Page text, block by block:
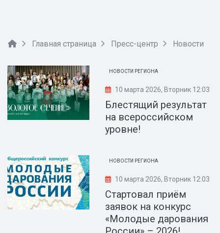
Главная страница Пресс-центр Новости
НОВОСТИ РЕГИОНА
10 марта 2026, Вторник 12:03
Блестящий результат
на всероссийском
уровне!
НОВОСТИ РЕГИОНА
10 марта 2026, Вторник 12:03
Стартовал приём
заявок на конкурс
«Молодые дарования